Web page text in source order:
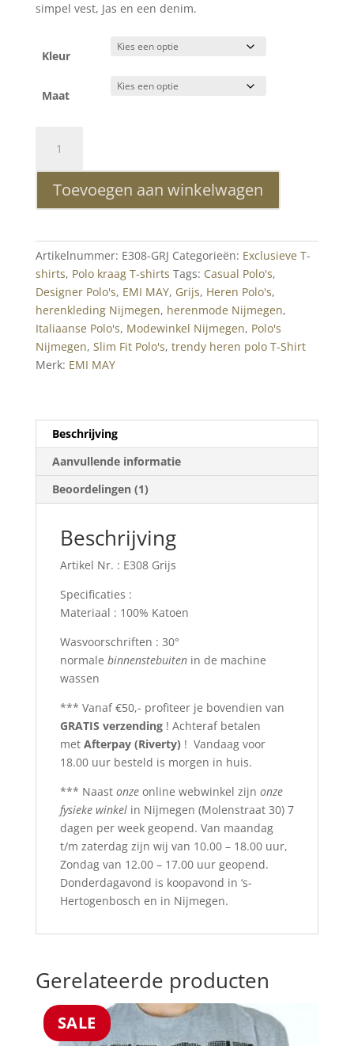
simpel vest, Jas en een denim.
Kleur
Maat
trendy
heren
polo
Shirt
Grijs
aantal
Toevoegen aan winkelwagen
Artikelnummer: E308-GRJ Categorieën: Exclusieve T-
shirts, Polo kraag T-shirts Tags: Casual Polo's,
Designer Polo's, EMI MAY, Grijs, Heren Polo's,
herenkleding Nijmegen, herenmode Nijmegen,
Italiaanse Polo's, Modewinkel Nijmegen, Polo's
Nijmegen, Slim Fit Polo's, trendy heren polo T-Shirt
Merk: EMI MAY
Beschrijving
Aanvullende informatie
Beoordelingen (1)
Beschrijving
Artikel Nr. : E308 Grijs
Specificaties :
Materiaal : 100% Katoen
Wasvoorschriften : 30°
normale binnenstebuiten in de machine
wassen
*** Vanaf €50,- profiteer je bovendien van
GRATIS verzending ! Achteraf betalen
met Afterpay (Riverty) ! Vandaag voor
18.00 uur besteld is morgen in huis.
*** Naast onzeonline webwinkel zijn onze
fysieke winkelin Nijmegen (Molenstraat 30) 7
dagen per week geopend. Van maandag
t/m zaterdag zijn wij van 10.00 – 18.00 uur,
Zondag van 12.00 – 17.00 uur geopend.
Donderdagavond is koopavond in ‘s-
Hertogenbosch en in Nijmegen.
Gerelateerde producten
SALE